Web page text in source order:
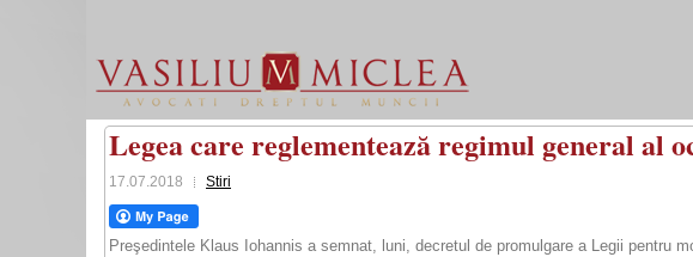
Legea care reglementează regimul general al
17.07.2018 Stiri
Preşedintele Klaus Iohannis a semnat, luni, decretul de promulgare a Legii pentru